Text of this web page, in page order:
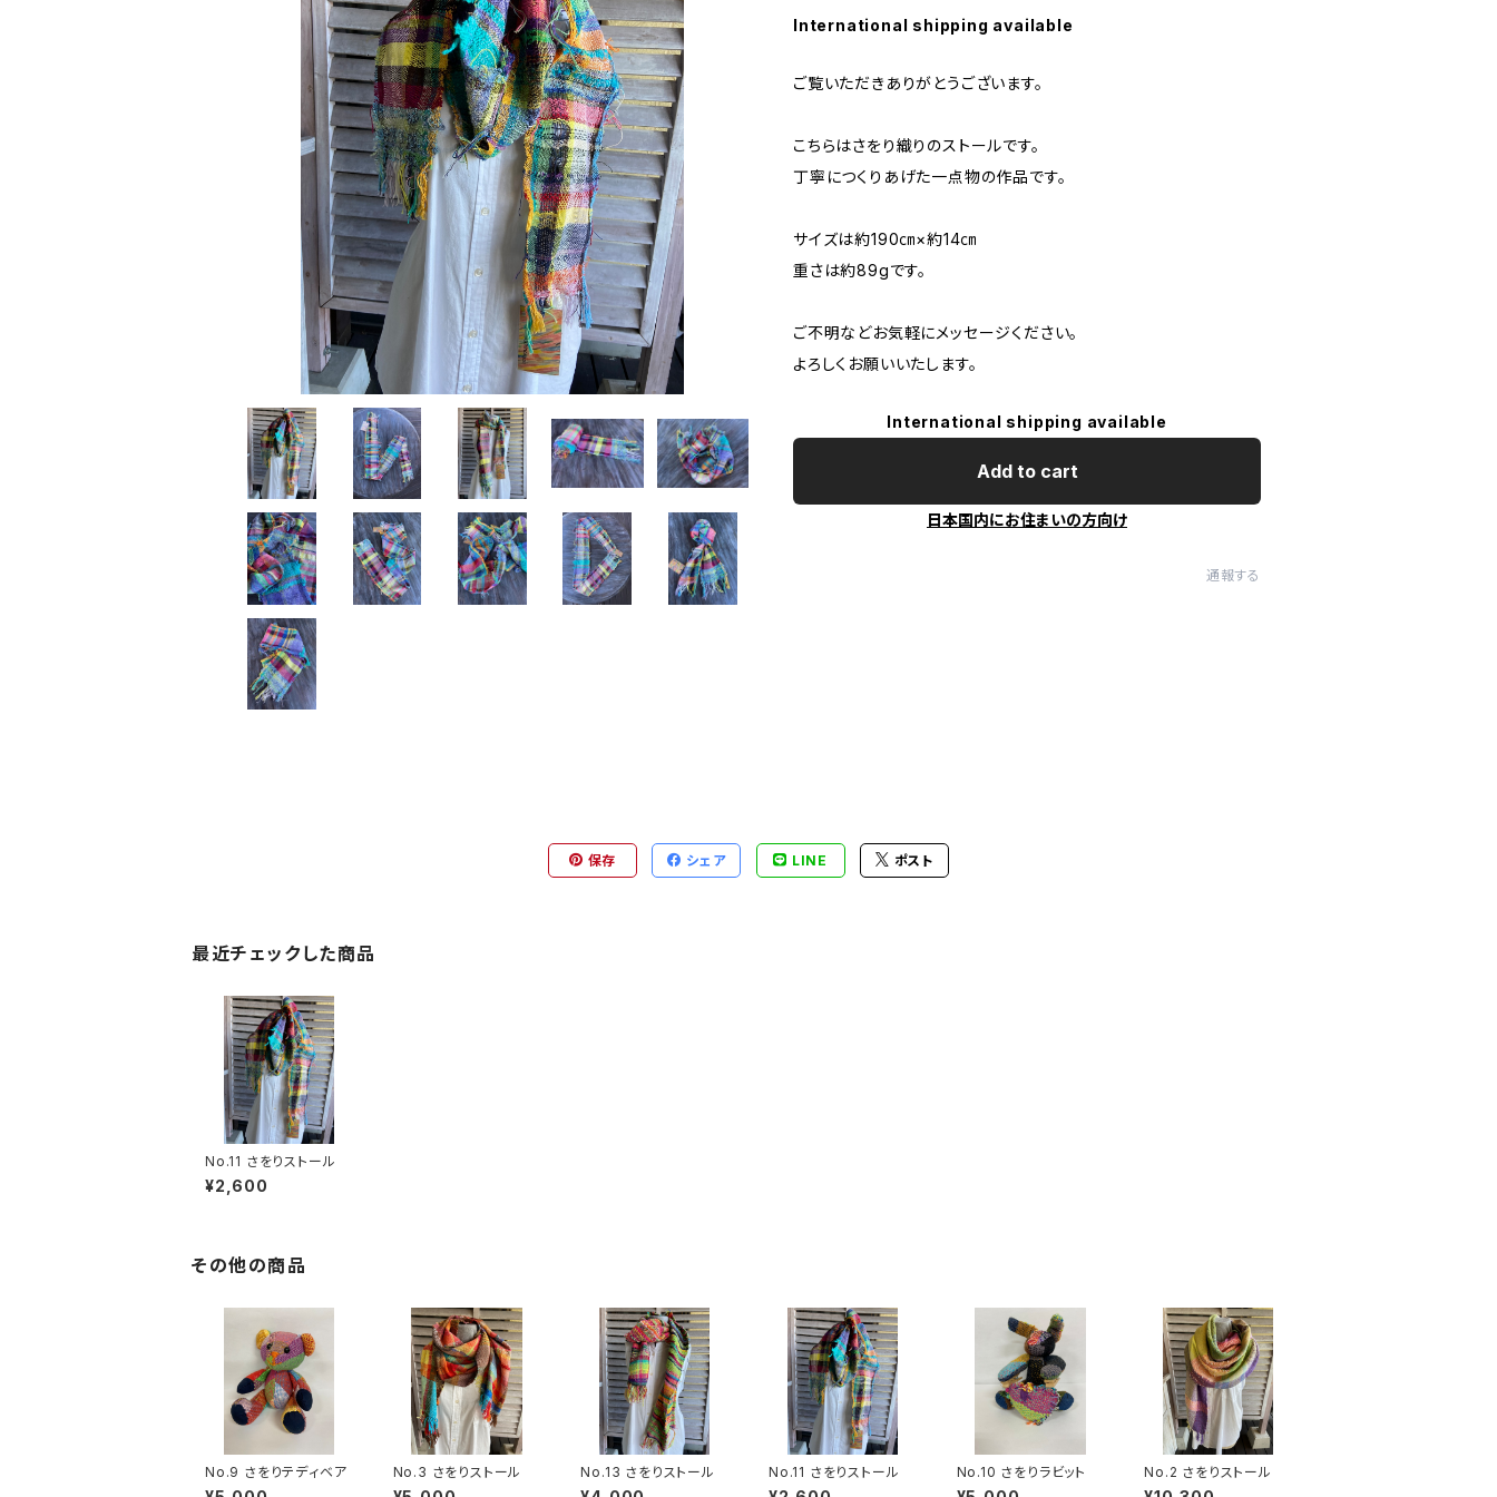
International shipping available
ご覧いただきありがとうございます。
こちらはさをり織りのストールです。
丁寧につくりあげた一点物の作品です。
サイズは約190㎝×約14㎝
重さは約89gです。
ご不明などお気軽にメッセージください。
よろしくお願いいたします。
International shipping available
Add to cart
日本国内にお住まいの方向け
通報する
保存 シェア LINE ポスト
最近チェックした商品
No.11 さをりストール
¥2,600
その他の商品
No.9 さをりテディベア No.3 さをりストール No.13 さをりストール No.11 さをりストール No.10 さをりラビット No.2 さをりストール